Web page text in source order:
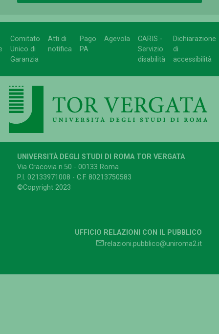
Comitato
Unico di
Garanzia
Atti di
notifica
Pago
PA
Agevola
CARIS -
Servizio
disabilità
Dichiarazione
di
accessibilità
UNIVERSITÀ DEGLI STUDI DI ROMA TOR VERGATA
Via Cracovia n.50 - 00133 Roma
P.I. 02133971008 - C.F. 80213750583
©Copyright 2023
UFFICIO RELAZIONI CON IL PUBBLICO
relazioni.pubblico@uniroma2.it